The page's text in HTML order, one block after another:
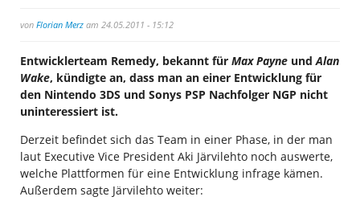
von Florian Merz am 24.05.2011 - 15:12
Entwicklerteam Remedy, bekannt für Max Payne und Alan
Wake, kündigte an, dass man an einer Entwicklung für
den Nintendo 3DS und Sonys PSP Nachfolger NGP nicht
uninteressiert ist.
Derzeit befindet sich das Team in einer Phase, in der man
laut Executive Vice President Aki Järvilehto noch auswerte,
welche Plattformen für eine Entwicklung infrage kämen.
Außerdem sagte Järvilehto weiter: